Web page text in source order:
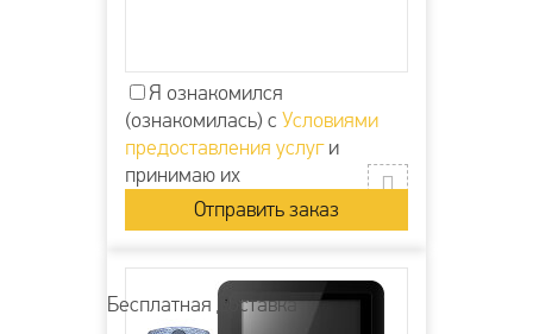
Я ознакомился
(ознакомилась) с Условиями
предоставления услуги
принимаю их
Бесплатная доставка